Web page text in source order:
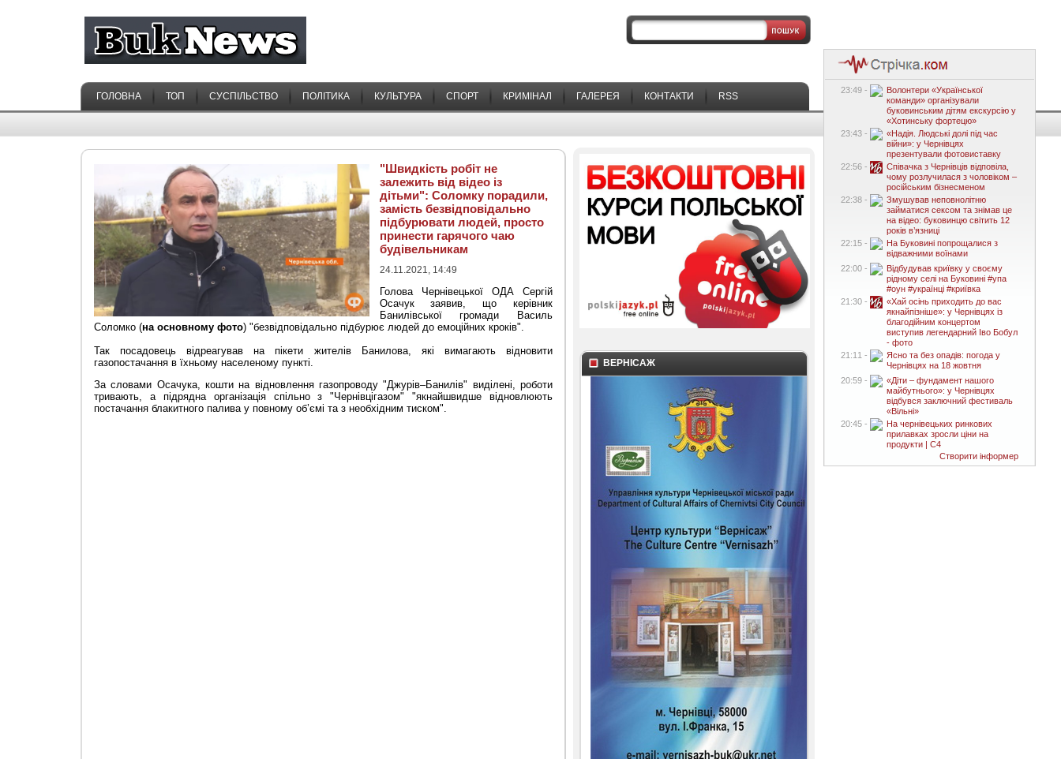
ГОЛОВНА ТОП СУСПІЛЬСТВО ПОЛІТИКА КУЛЬТУРА СПОРТ КРИМІНАЛ ГАЛЕРЕЯ КОНТАКТИ RSS
"Швидкість робіт не
залежить від відео із
дітьми": Соломку порадили,
замість безвідповідально
підбурювати людей, просто
принести гарячого чаю
будівельникам
24.11.2021, 14:49
Голова Чернівецької ОДА Сергій
Осачук заявив, що керівник
Банилівської громади Василь
Соломко (на основному фото) "безвідповідально підбурює людей до емоційних кроків".
Так посадовець відреагував на пікети жителів Банилова, які вимагають відновити
газопостачання в їхньому населеному пункті.
За словами Осачука, кошти на відновлення газопроводу"Джурів–Банилів" виділені, роботи
тривають, а підрядна організація спільно з"Чернівцігазом" "якнайшвидше відновлюють
постачання блакитного палива у повному об’ємі та з необхідним тиском".
ВЕРНІСАЖ
23:49 -
Волонтери «Української
команди» організували
буковинським дітям екскурсію у
«Хотинську фортецю»
23:43 -
«Надія. Людські долі під час
війни»: у Чернівцях
презентували фотовиставку
22:56 -
Співачка з Чернівців відповіла,
чому розлучилася з чоловіком –
російським бізнесменом
22:38 -
Змушував неповнолітню
займатися сексом та знімав це
на відео: буковинцю світить 12
років в’язниці
22:15 -
На Буковині попрощалися з
відважними воїнами
22:00 -
Відбудував криївку у своєму
рідному селі на Буковині #упа
#оун #українці #криївка
21:30 -
«Хай осінь приходить до вас
якнайпізніше»: у Чернівцях із
благодійним концертом
виступив легендарний Іво Бобул
- фото
21:11 -
Ясно та без опадів: погода у
Чернівцях на 18 жовтня
20:59 -
«Діти – фундамент нашого
майбутнього»: у Чернівцях
відбувся заключний фестиваль
«Вільні»
20:45 -
На чернівецьких ринкових
прилавках зросли ціни на
продукти | C4
Створити інформер